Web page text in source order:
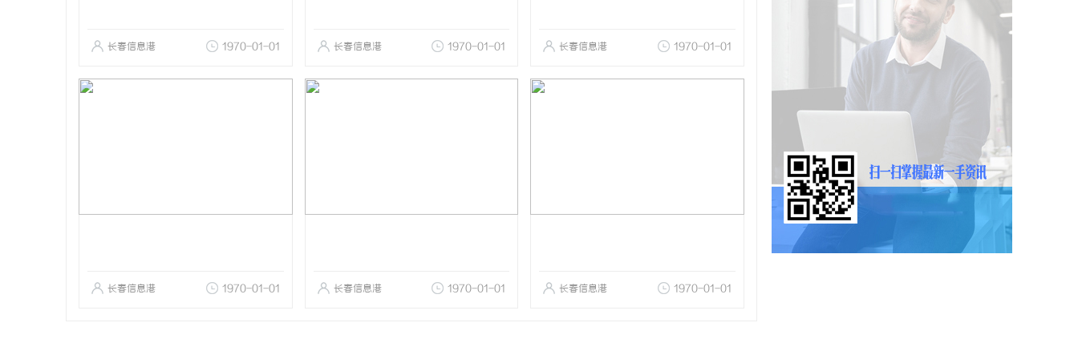
长春信息港 1970-01-01 长春信息港 1970-01-01 长春信息港 1970-01-01
长春信息港 1970-01-01 长春信息港 1970-01-01 长春信息港 1970-01-01